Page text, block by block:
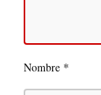
Nombre *